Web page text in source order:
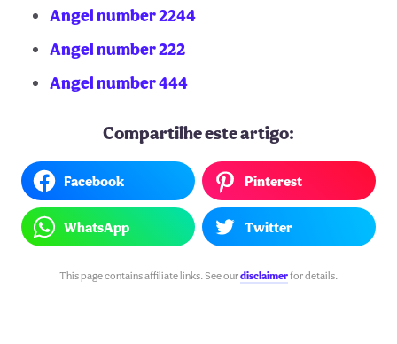
Angel number 2244
Angel number 222
Angel number 444
Compartilhe este artigo:
Facebook Pinterest
WhatsApp Twitter
This page contains affiliate links. See ourdisclaimerfor details.